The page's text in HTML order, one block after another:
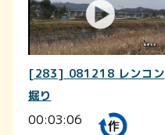
[283] 081218 レンコン
掘り
00:03:06